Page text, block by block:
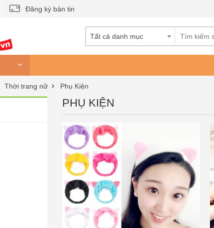
Đăng ký bản tin
Tất cả danh mục
Thời trang nữ Phụ Kiện
PHỤ KIỆN